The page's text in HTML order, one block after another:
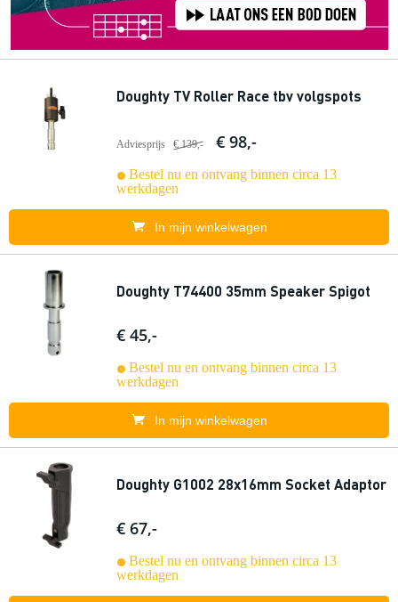
Doughty TV Roller Race tbv volgspots
Adviesprijs € 139,- € 98,-
Bestel nu en ontvang binnen circa 13
werkdagen
In mijn winkelwagen
Doughty T74400 35mm Speaker Spigot
€ 45,-
Bestel nu en ontvang binnen circa 13
werkdagen
In mijn winkelwagen
Doughty G1002 28x16mm Socket Adaptor
€ 67,-
Bestel nu en ontvang binnen circa 13
werkdagen